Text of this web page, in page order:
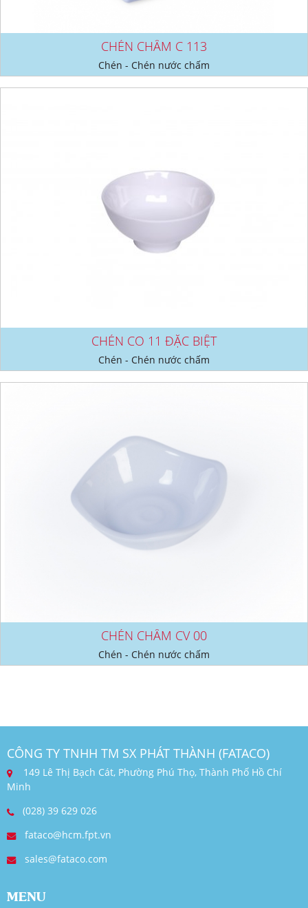
CHÉN CHẤM C 113
Chén - Chén nước chấm
CHÉN CO 11 ĐẶC BIỆT
Chén - Chén nước chấm
CHÉN CHẤM CV 00
Chén - Chén nước chấm
CÔNG TY TNHH TM SX PHÁT THÀNH (FATACO)
149 Lê Thị Bạch Cát, Phường Phú Thọ, Thành Phố Hồ Chí
Minh
(028) 39 629 026
fataco@hcm.fpt.vn
sales@fataco.com
MENU